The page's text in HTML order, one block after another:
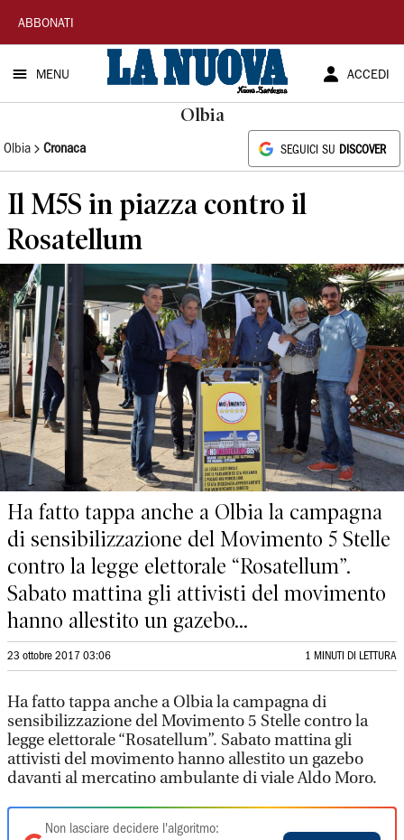
La
Nuova
Sardegna
ABBONATI
MENU ACCEDI
Olbia
Olbia Cronaca SEGUICI SU DISCOVER
Il M5S in piazza contro il
Rosatellum
Ha fatto tappa anche a Olbia la campagna
di sensibilizzazione del Movimento 5 Stelle
contro la legge elettorale “Rosatellum”.
Sabato mattina gli attivisti del movimento
hanno allestito un gazebo...
23 ottobre 2017 03:06 1 MINUTI DI LETTURA
Ha fatto tappa anche a Olbia la campagna di
sensibilizzazione del Movimento 5 Stelle contro la
legge elettorale “Rosatellum”. Sabato mattina gli
attivisti del movimento hanno allestito un gazebo
davanti al mercatino ambulante di viale Aldo Moro.
Non lasciare decidere l'algoritmo: